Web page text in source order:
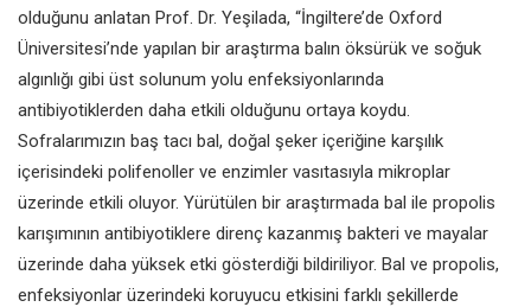
olduğunu anlatan Prof. Dr. Yeşilada, “İngiltere’de Oxford
Üniversitesi’nde yapılan bir araştırma balın öksürük ve soğuk
algınlığı gibi üst solunum yolu enfeksiyonlarında
antibiyotiklerden daha etkili olduğunu ortaya koydu.
Sofralarımızın baş tacı bal, doğal şeker içeriğine karşılık
içerisindeki polifenoller ve enzimler vasıtasıyla mikroplar
üzerinde etkili oluyor. Yürütülen bir araştırmada bal ile propolis
karışımının antibiyotiklere direnç kazanmış bakteri ve mayalar
üzerinde daha yüksek etki gösterdiği bildiriliyor. Bal ve propolis,
enfeksiyonlar üzerindeki koruyucu etkisini farklı şekillerde